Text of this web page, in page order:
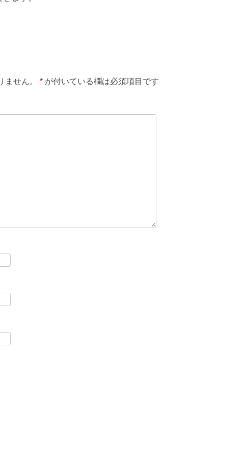
ません。 * が付いている欄は必須項目です